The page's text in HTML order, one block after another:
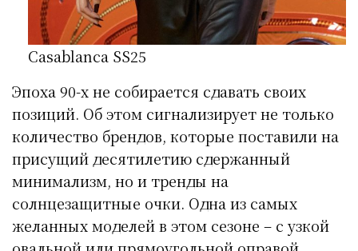
Casablanca SS25
Эпоха 90-х не собирается сдавать своих
позиций. Об этом сигнализирует не только
количество брендов, которые поставили на
присущий десятилетию сдержанный
минимализм, но и тренды на
солнцезащитные очки. Одна из самых
желанных моделей в этом сезоне – с узкой